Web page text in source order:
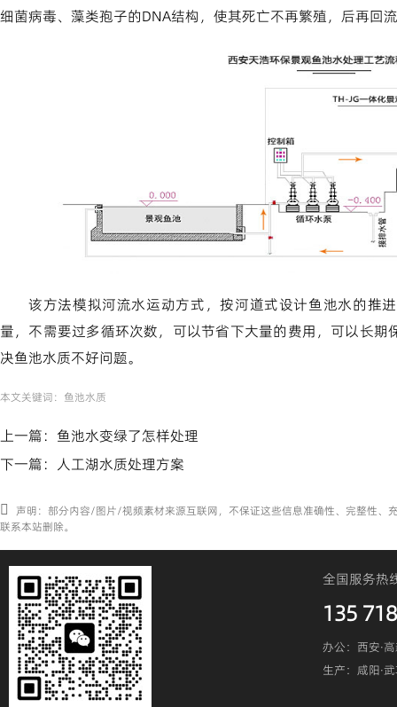
细菌病毒、藻类孢子的DNA结构，使其死亡不再繁殖，后再回
该方法模拟河流水运动方式，按河道式设计鱼池水的推
量，不需要过多循环次数，可以节省下大量的费用，可以长
决鱼池水质不好问题。
本文关键词： 鱼池水质
上一篇： 鱼池水变绿了怎样处理
下一篇： 人工湖水质处理方案
声明：部分内容/图片/视频素材来源互联网，不保证这些信息准确性、完整性、
联系本站删除。
全国服务热
135
办公：西安·
生产：咸阳·